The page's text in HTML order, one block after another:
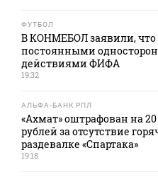
ФУТБОЛ
В КОНМЕБОЛ заявили, что
постоянными
действиями ФИФА
19:32
АЛЬФА-БАНК РПЛ
«Ахмат» оштрафован на
рублей за отсутствие
раздевалке «Спартака»
19:18